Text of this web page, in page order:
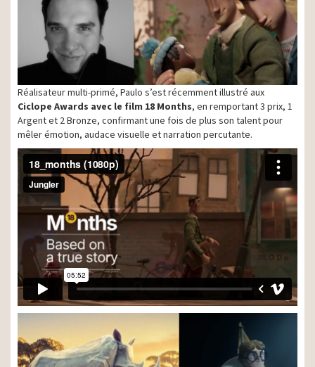
Réalisateur multi-primé, Paulo s’est récemment illustré aux
Ciclope Awards avec le film 18 Months, en remportant 3 prix, 1
Argent et 2 Bronze, confirmant une fois de plus son talent pour
mêler émotion, audace visuelle et narration percutante.